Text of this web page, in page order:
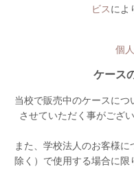
ビスによ
個
ケース
当校で販売中のケースに
させていただく事がござ
また、学校法人のお客様
除く）で使用する場合に